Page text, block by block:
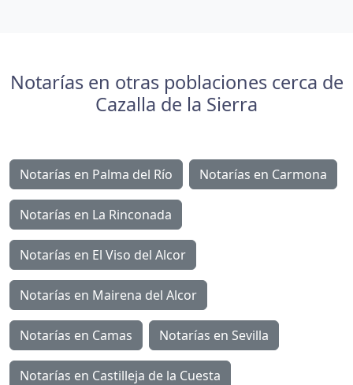
Notarías en otras poblaciones cerca de
Cazalla de la Sierra
Notarías en Palma del Río Notarías en Carmona
Notarías en La Rinconada
Notarías en El Viso del Alcor
Notarías en Mairena del Alcor
Notarías en Camas Notarías en Sevilla
Notarías en Castilleja de la Cuesta